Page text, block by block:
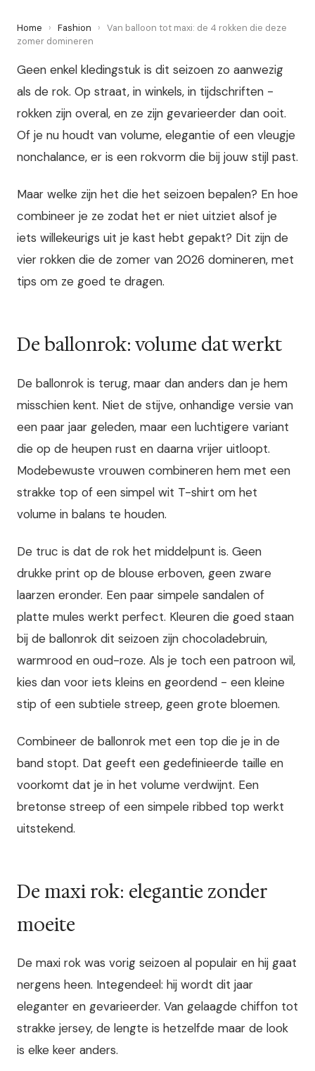
Home › Fashion › Van balloon tot maxi: de 4 rokken die deze
zomer domineren
Geen enkel kledingstuk is dit seizoen zo aanwezig
als de rok. Op straat, in winkels, in tijdschriften -
rokken zijn overal, en ze zijn gevarieerder dan ooit.
Of je nu houdt van volume, elegantie of een vleugje
nonchalance, er is een rokvorm die bij jouw stijl past.
Maar welke zijn het die het seizoen bepalen? En hoe
combineer je ze zodat het er niet uitziet alsof je
iets willekeurigs uit je kast hebt gepakt? Dit zijn de
vier rokken die de zomer van 2026 domineren, met
tips om ze goed te dragen.
De ballonrok: volume dat werkt
De ballonrok is terug, maar dan anders dan je hem
misschien kent. Niet de stijve, onhandige versie van
een paar jaar geleden, maar een luchtigere variant
die op de heupen rust en daarna vrijer uitloopt.
Modebewuste vrouwen combineren hem met een
strakke top of een simpel wit T-shirt om het
volume in balans te houden.
De truc is dat de rok het middelpunt is. Geen
drukke print op de blouse erboven, geen zware
laarzen eronder. Een paar simpele sandalen of
platte mules werkt perfect. Kleuren die goed staan
bij de ballonrok dit seizoen zijn chocoladebruin,
warmrood en oud-roze. Als je toch een patroon wil,
kies dan voor iets kleins en geordend - een kleine
stip of een subtiele streep, geen grote bloemen.
Combineer de ballonrok met een top die je in de
band stopt. Dat geeft een gedefinieerde taille en
voorkomt dat je in het volume verdwijnt. Een
bretonse streep of een simpele ribbed top werkt
uitstekend.
De maxi rok: elegantie zonder
moeite
De maxi rok was vorig seizoen al populair en hij gaat
nergens heen. Integendeel: hij wordt dit jaar
eleganter en gevarieerder. Van gelaagde chiffon tot
strakke jersey, de lengte is hetzelfde maar de look
is elke keer anders.